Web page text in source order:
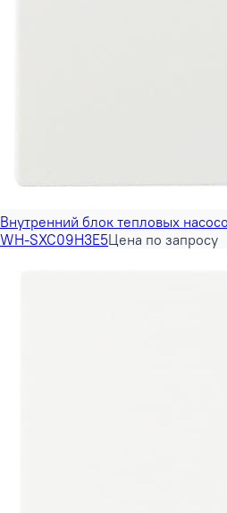
Внутренний блок тепловых
WH-SXC09H3E5Цена по запросу